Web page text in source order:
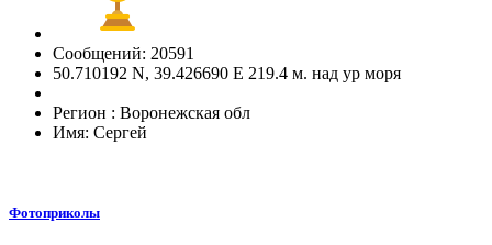
Сообщений: 20591
50.710192 N, 39.426690 E 219.4 м. над ур моря
Регион : Воронежская обл
Имя: Сергей
Фотоприколы